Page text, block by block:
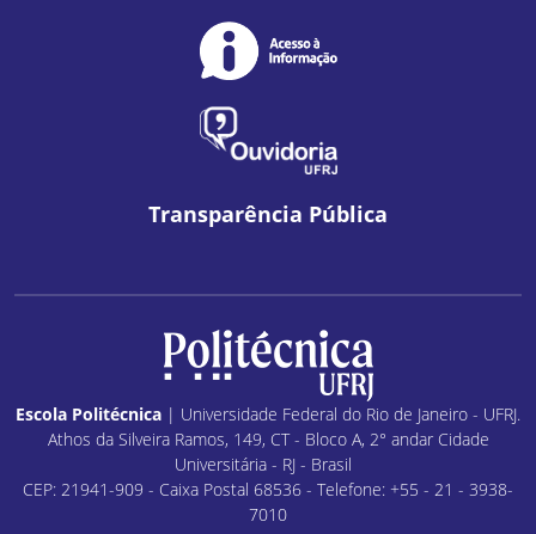
Transparência Pública
Escola Politécnica | Universidade Federal do Rio de Janeiro - UFRJ.
Athos da Silveira Ramos, 149, CT - Bloco A, 2° andar Cidade
Universitária - RJ - Brasil
CEP: 21941-909 - Caixa Postal 68536 - Telefone: +55 - 21 - 3938-
7010